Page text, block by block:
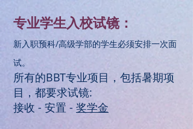
专业学生入校试镜：
新入职预科/高级学部的学生必须安排一次面
试。
所有的BBT专业项目，包括暑期项
目，都要求试镜:
接收 - 安置 - 奖学金